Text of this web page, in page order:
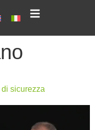
sicurezza